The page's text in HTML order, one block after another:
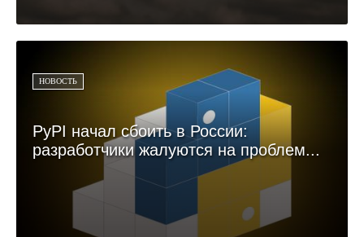
НОВОСТЬ
PyPI начал сбоить в России:
разработчики жалуются на проблем...